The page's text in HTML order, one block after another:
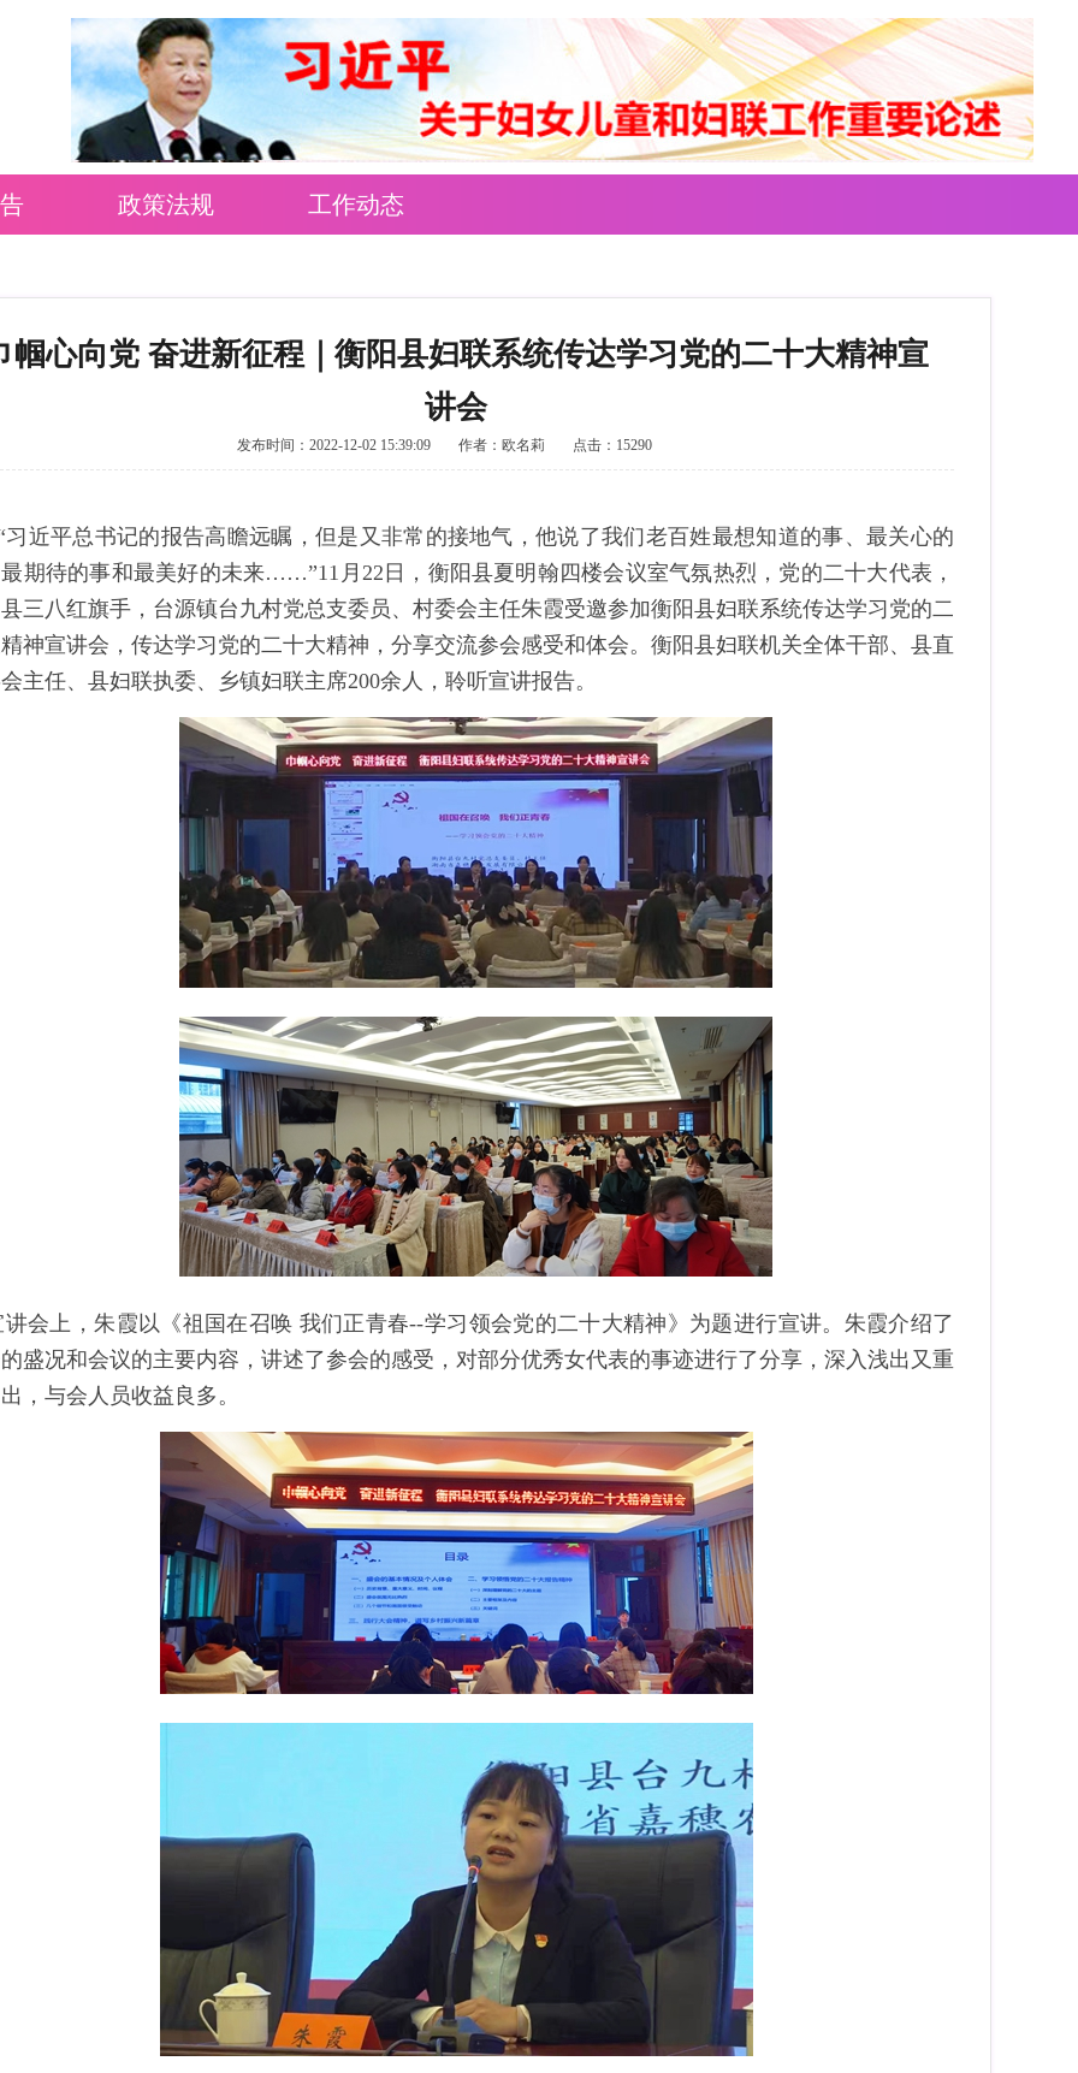
政策法规 工作动态
帼心向党 奋进新征程｜衡阳县妇联系统传达学习党的二十大精神宣
讲会
发布时间：2022-12-02 15:39:09 作者：欧名莉 点击：15290
习近平总书记的报告高瞻远瞩，但是又非常的接地气，他说了我们老百姓最想知道的事、最关心的
期待的事和最美好的未来……”11月22日，衡阳县夏明翰四楼会议室气氛热烈，党的二十大代表，
三八红旗手，台源镇台九村党总支委员、村委会主任朱霞受邀参加衡阳县妇联系统传达学习党的二
神宣讲会，传达学习党的二十大精神，分享交流参会感受和体会。衡阳县妇联机关全体干部、县直
主任、县妇联执委、乡镇妇联主席200余人，聆听宣讲报告。
上，朱霞以《祖国在召唤 我们正青春--学习领会党的二十大精神》为题进行宣讲。 朱霞介绍了
盛况和会议的主要内容，讲述了参会的感受，对部分优秀女代表的事迹进行了分享，深入浅出又重
，与会人员收益良多。